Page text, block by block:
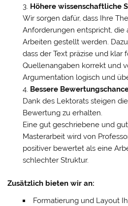
Höhere wissenschaftliche
Wir sorgen dafür, dass Ihre
Anforderungen entspricht, die
Arbeiten gestellt werden.
dass der Text präzise und klar
Quellenangaben korrekt und
Argumentation logisch und
Bessere
Dank des Lektorats steigen
Bewertung zu erhalten.
Eine gut geschriebene und
Masterarbeit wird von
positiver bewertet als eine
schlechter Struktur.
Zusätzlich bieten wir an:
Formatierung und Layout